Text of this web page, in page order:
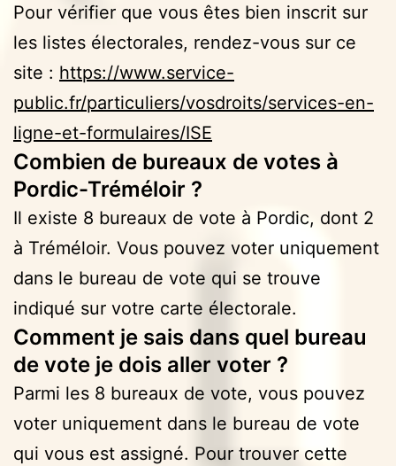
Pour vérifier que vous êtes bien inscrit sur
les listes électorales, rendez-vous sur ce
site : https://www.service-
public.fr/particuliers/vosdroits/services-en-
ligne-et-formulaires/ISE
Combien de bureaux de votes à
Pordic-Tréméloir ?
Il existe 8 bureaux de vote à Pordic, dont 2
à Tréméloir. Vous pouvez voter uniquement
dans le bureau de vote qui se trouve
indiqué sur votre carte électorale.
Comment je sais dans quel bureau
de vote je dois aller voter ?
Parmi les 8 bureaux de vote, vous pouvez
voter uniquement dans le bureau de vote
qui vous est assigné. Pour trouver cette